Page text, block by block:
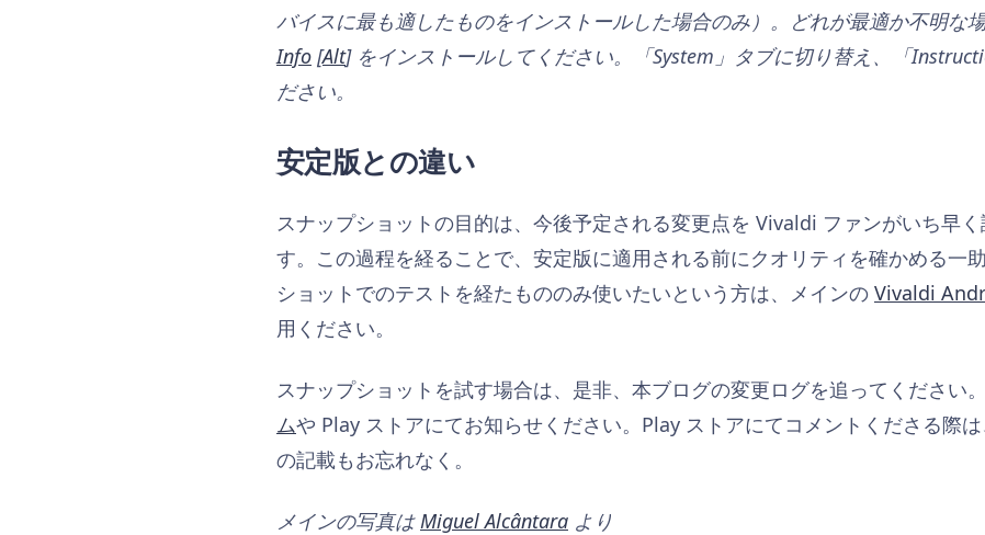
バイスに最も適したものをインストールした場合のみ）。どれが最適か不明な場
Info [Alt] をインストールしてください。「System」タブに切り替え、「
ださい。
安定版との違い
スナップショットの目的は、今後予定される変更点を Vivaldi ファンがいち早
す。この過程を経ることで、安定版に適用される前にクオリティを確かめる一
ショットでのテストを経たもののみ使いたいという方は、メインの Vivaldi
用ください。
スナップショットを試す場合は、是非、本ブログの変更ログを追ってください
ムや Play ストアにてお知らせください。Play ストアにてコメントくださる際
の記載もお忘れなく。
メインの写真は Miguel Alcântara より